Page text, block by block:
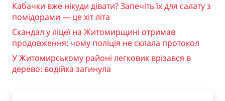
Кабачки вже нікуди дівати? Запечіть їх для салату з
помідорами — це хіт літа
Скандал у ліцеї на Житомирщині отримав
продовження: чому поліція не склала протокол
У Житомирському районі легковик врізався в
дерево: водійка загинула